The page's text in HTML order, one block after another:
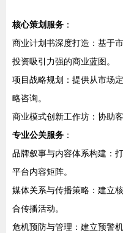
核心策划服务 ：
商业计划书深度打造：基于
投资吸引力强的商业蓝图。
项目战略规划：提供从市场
略咨询。
商业模式创新工作坊：协助
专业公关服务 ：
品牌叙事与内容体系构建：
平台内容矩阵。
媒体关系与传播策略：建立
合传播活动。
危机预防与管理：建立预警